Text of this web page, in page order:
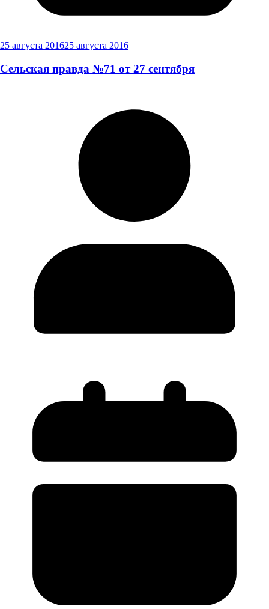
25 августа 201625 августа 2016
Сельская правда №71 от 27 сентября